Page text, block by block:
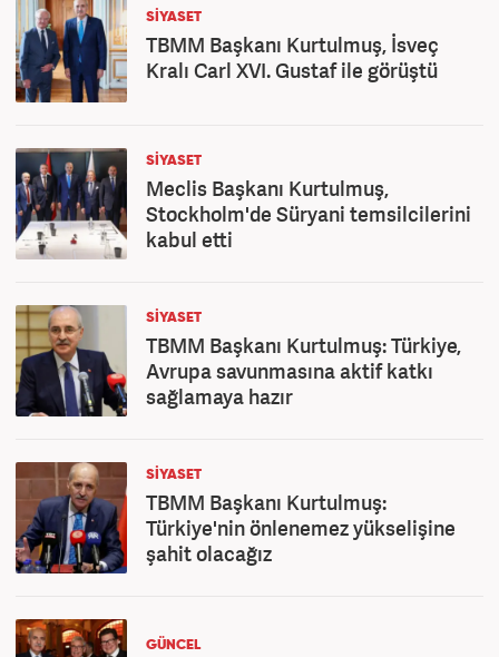
SİYASET
TBMM Başkanı Kurtulmuş, İsveç
Kralı Carl XVI. Gustaf ile görüştü
SİYASET
Meclis Başkanı Kurtulmuş,
Stockholm'de Süryani temsilcilerini
kabul etti
SİYASET
TBMM Başkanı Kurtulmuş: Türkiye,
Avrupa savunmasına aktif katkı
sağlamaya hazır
SİYASET
TBMM Başkanı Kurtulmuş:
Türkiye'nin önlenemez yükselişine
şahit olacağız
GÜNCEL